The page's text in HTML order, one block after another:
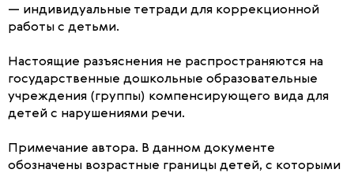
— индивидуальные тетради для коррекционной
работы с детьми.
Настоящие разъяснения не распространяются на
государственные дошкольные образовательные
учреждения (группы) компенсирующего вида для
детей с нарушениями речи.
Примечание автора. В данном документе
обозначены возрастные границы детей, с которыми